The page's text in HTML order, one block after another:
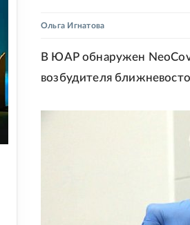
Ольга Игнатова
В ЮАР обнаружен
возбудителя